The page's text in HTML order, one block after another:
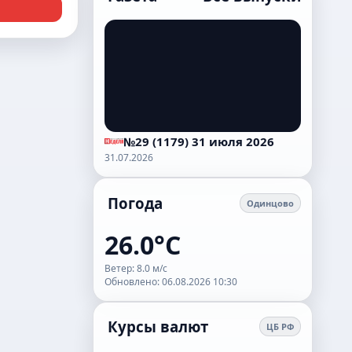
№29 (1179) 31 июля 2026
31.07.2026
Погода Одинцово
26.0°C
Ветер: 8.0 м/с
Обновлено: 06.08.2026 10:30
Курсы валют ЦБ РФ